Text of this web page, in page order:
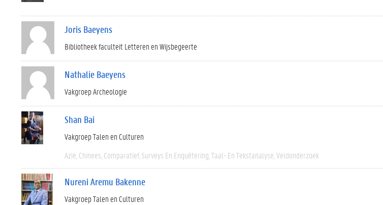
Joris Baeyens
Bibliotheek faculteit Letteren en Wijsbegeerte
Nathalie Baeyens
Vakgroep Archeologie
Shan Bai
Vakgroep Talen en Culturen
Azië Chinees Comparatief Surveys En Enquêtering Taal- En Tekstanalyse Veldonderzoek
Nureni Aremu Bakenne
Vakgroep Talen en Culturen